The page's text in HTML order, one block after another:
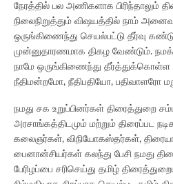
நேரத்தில் பல அணிகளாக பிரிந்தாலும்
நிலைநிறுத்தும் விஷயத்தில் நாம்
ஒருங்கிணைந்து செயல்பட்டு தீர்வு
முன்னுதாரணமாக திகழ வேண்டும்.
நாமே ஒருங்கிணைந்து
நீதிமன்றமோ, நீதிபதியோ, பதிவாளரோ
நமது சக உறுப்பினர்கள் திரைத்துறை
அரசாங்கத்திடமும் மற்றும் திரைப்பட
கலைஞர்கள், விநியோகஸ்தர்கள்,
பைனான்சியர்கள் கலந்து பேசி நமது
பேரிழப்பை சரிசெய்து தமிழ்